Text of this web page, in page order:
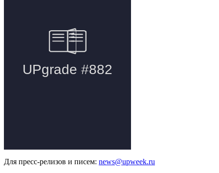
Для пресс-релизов и писем: news@upweek.ru